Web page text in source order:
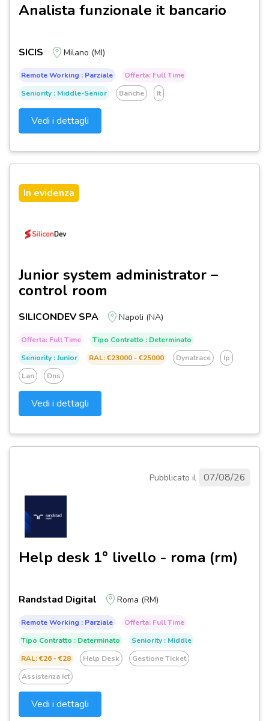
Analista funzionale it bancario
SICIS Milano (MI)
Remote Working : Parziale
Offerta: Full Time
Seniority : Middle-Senior
Banche It
Vedi i dettagli
In evidenza
Junior system administrator –
control room
SILICONDEV SPA Napoli (NA)
Offerta: Full Time
Tipo Contratto : Determinato
Seniority : Junior
RAL: €23000 - €25000 Dynatrace
Ip
Lan
Dns
Vedi i dettagli
Pubblicato il 07/08/26
Help desk 1° livello - roma (rm)
Randstad Digital Roma (RM)
Remote Working : Parziale
Offerta: Full Time
Tipo Contratto : Determinato
Seniority : Middle
RAL: €26 - €28
Help Desk
Gestione Ticket
Assistenza Ict
Vedi i dettagli